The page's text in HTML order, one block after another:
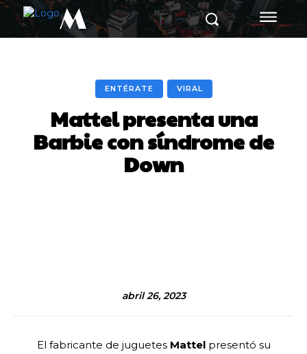
M
ENTÉRATE VIRAL
Mattel presenta una
Barbie con síndrome de
Down
abril 26, 2023
El fabricante de juguetes Mattelpresentó su